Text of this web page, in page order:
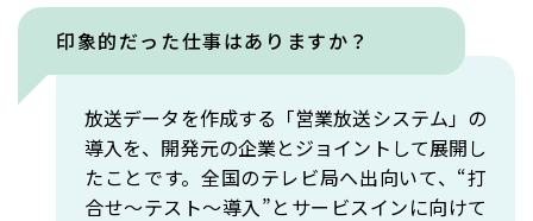
印象的だった仕事はありますか？
放送データを作成する「営業放送システム」の
導入を、開発元の企業とジョイントして展開し
たことです。全国のテレビ局へ出向いて、“打
合せ〜テスト〜導入”とサービスインに向けて